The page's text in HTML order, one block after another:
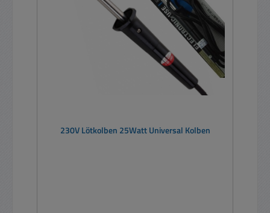
230V Lötkolben 25Watt Universal Kolben